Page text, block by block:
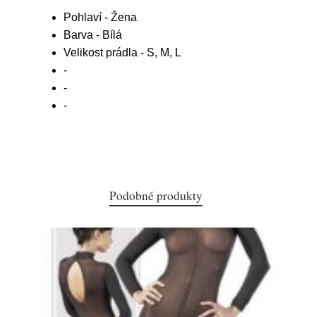
Pohlaví - Žena
Barva - Bílá
Velikost prádla - S, M, L
-
-
-
Podobné produkty